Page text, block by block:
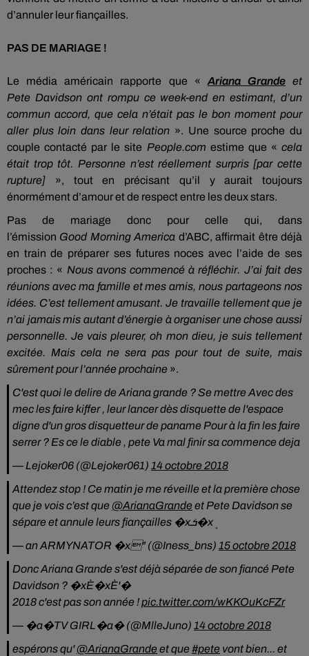
d’annuler leur fiançailles.
PAS DE MARIAGE !
Le média américain rapporte que « ArianaGrandeet
Pete Davidsonont rompu ce week-end en estimant, d’un
commun accord, que cela n’était pas le bon moment pour
aller plus loin dans leur relation ». Une source proche du
couple contacté par le site People.com estime que «cela
était trop tôt. Personne n’est réellement surpris [par cette
rupture]
», tout en précisant qu’il y aurait toujours
énormément d’amour et de respect entre les deux stars.
Pas de mariage donc pour celle qui, dans
l’émission Good Morning America d’ABC, affirmait être déjà
en train de préparer ses futures noces avec l’aide de ses
proches : « Nous avons commencé à réfléchir. J’ai fait des
réunions avec ma famille et mes amis, nous partageons nos
idées. C’est tellement amusant. Je travaille tellement que je
n’ai jamais mis autant d’énergie à organiser une chose aussi
personnelle. Je vais pleurer, oh mon dieu, je suis tellement
excitée. Mais cela ne sera pas pour tout de suite, mais
sûrement pour l’année prochaine ».
C'est quoi le delire de Ariana grande ? Se mettre Avec des
mec les faire kiffer , leur lancer dès disquette de l'espace
digne d'un gros disquetteur de paname Pour à la fin les faire
serrer ? Es ce le diable , pete Va mal finir sa commence deja
— Lejoker06 (@Lejoker061) 14 octobre 2018
Attendez stop ! Ce matin je me réveille et la première chose
que je vois c’est que @ArianaGrandeet Pete Davidson se
sépare et annule leurs fiançailles �xܭ�xܱ
— an ARMYNATOR �x" (@Iness_bns) 15 octobre 2018
Donc Ariana Grande s'est déjà séparée de son fiancé Pete
Davidson ? �xÈ�xÈ‍'�️
2018 c'est pas son année !pic.twitter.com/wKKOuKcFZr
— �a�️TV GIRL�a�️ (@MlleJuno) 14 octobre 2018
espérons qu'@ArianaGrandeet que#pete vont bien... et